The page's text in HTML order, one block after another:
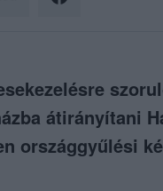
átirányítani
országgyűlési